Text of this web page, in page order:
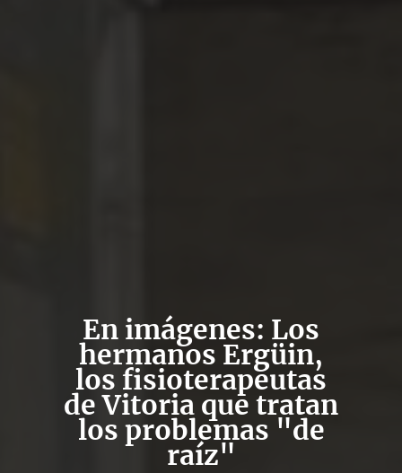
En imágenes: Los
hermanos Ergüin,
los fisioterapeutas
de Vitoria que tratan
los problemas "de
raíz"